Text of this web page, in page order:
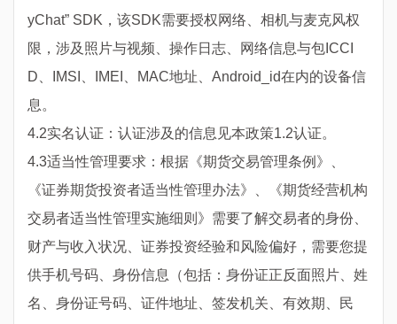
yChat” SDK，该SDK需要授权网络、相机与麦克风权
限，涉及照片与视频、操作日志、网络信息与包ICCI
D、IMSI、IMEI、MAC地址、Android_id在内的设备信
息。
4.2实名认证：认证涉及的信息见本政策1.2认证。
4.3适当性管理要求：根据《期货交易管理条例》、
《证券期货投资者适当性管理办法》、《期货经营机构
交易者适当性管理实施细则》需要了解交易者的身份、
财产与收入状况、证券投资经验和风险偏好，需要您提
供手机号码、身份信息（包括：身份证正反面照片、姓
名、身份证号码、证件地址、签发机关、有效期、民